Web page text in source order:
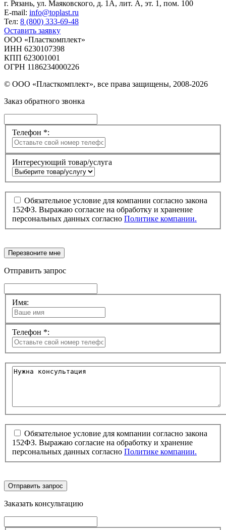
г. Рязань, ул. Маяковского, д. 1А, лит. А, эт. 1, пом. 100
E-mail: info@toplast.ru
Тел: 8 (800) 333-69-48
Оставить заявку
ООО «Пласткомплект»
ИНН 6230107398
КПП 623001001
ОГРН 1186234000226
© ООО «Пласткомплект», все права защищены, 2008-2026
Заказ обратного звонка
Телефон *:
Интересующий товар/услуга
Обязательное условие для компании согласно закона
152ФЗ. Выражаю согласие на обработку и хранение
персональных данных согласно Политике компании.
Перезвоните мне
Отправить запрос
Имя:
Телефон *:
Обязательное условие для компании согласно закона
152ФЗ. Выражаю согласие на обработку и хранение
персональных данных согласно Политике компании.
Отправить запрос
Заказать консультацию